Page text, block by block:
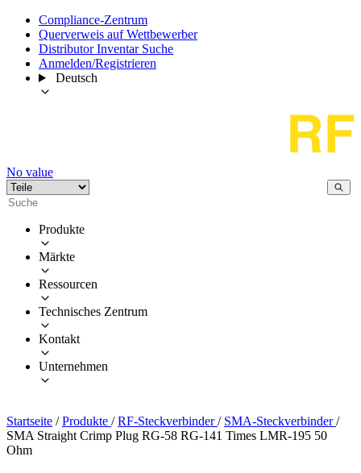
Compliance-Zentrum
Querverweis auf Wettbewerber
Distributor Inventar Suche
Anmelden/Registrieren
Deutsch
No value
Produkte
Märkte
Ressourcen
Technisches Zentrum
Kontakt
Unternehmen
Startseite / Produkte / RF-Steckverbinder/ SMA-Steckverbinder/
SMA Straight Crimp Plug RG-58 RG-141 Times LMR-195 50
Ohm